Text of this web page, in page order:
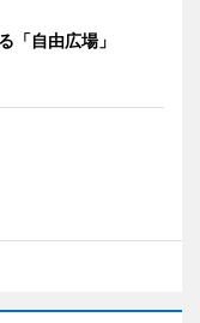
「自由広場」